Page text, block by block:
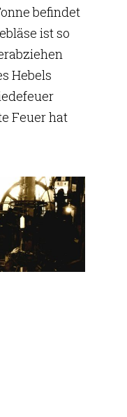
befindet
ist so
Hebels
Feuer hat